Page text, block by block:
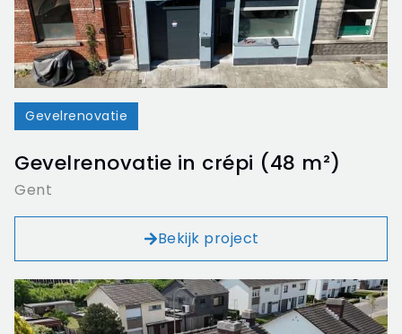
Gevelrenovatie
Gevelrenovatie in crépi (48 m²)
Gent
Bekijk project